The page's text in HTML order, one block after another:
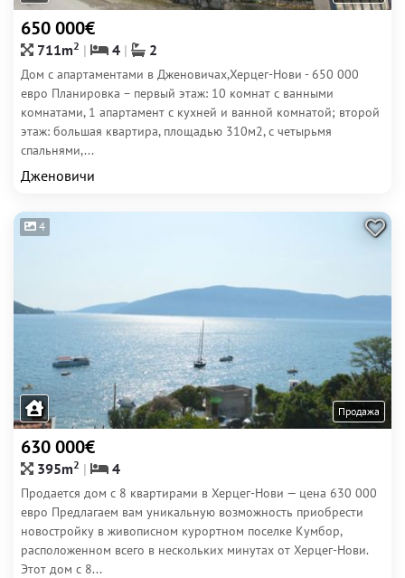
650 000€
711m2 4 2
Дом с апартаментами в Дженовичах,Херцег-Нови - 650 000
евро Планировка – первый этаж: 10 комнат с ванными
комнатами, 1 апартамент с кухней и ванной комнатой; второй
этаж: большая квартира, площадью 310м2, с четырьмя
спальнями,...
Дженовичи
4
Продажа
630 000€
395m2 4
Продается дом с 8 квартирами в Херцег-Нови — цена 630 000
евро Предлагаем вам уникальную возможность приобрести
новостройку в живописном курортном поселке Кумбор,
расположенном всего в нескольких минутах от Херцег-Нови.
Этот дом с 8...